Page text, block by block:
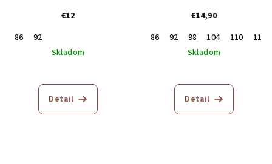
€12
86
92
Skladom
Detail
€14,90
86
92 98 104 110
116
Skladom
Detail